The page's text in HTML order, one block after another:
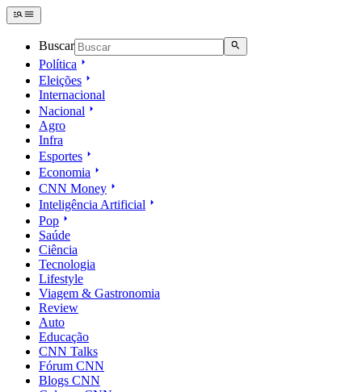
Buscar
Política
Eleições
Internacional
Nacional
Agro
Infra
Esportes
Economia
CNN Money
Inteligência Artificial
Pop
Saúde
Ciência
Tecnologia
Lifestyle
Viagem & Gastronomia
Review
Auto
Educação
CNN Talks
Fórum CNN
Blogs CNN